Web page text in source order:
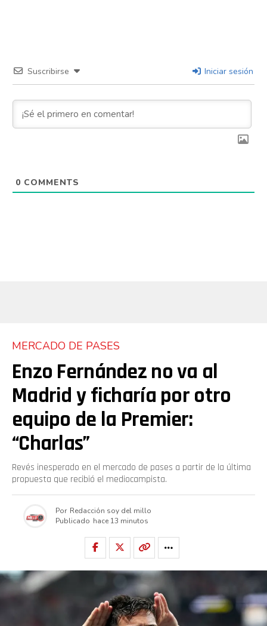
Suscribirse Iniciar sesión
0 COMMENTS
MERCADO DE PASES
Enzo Fernández no va al
Madrid y ficharía por otro
equipo de la Premier:
“Charlas”
Revés inesperado en el mercado de pases a partir de la última
propuesta que recibió el mediocampista.
Por Redacción soy del millo
Publicado hace 13 minutos